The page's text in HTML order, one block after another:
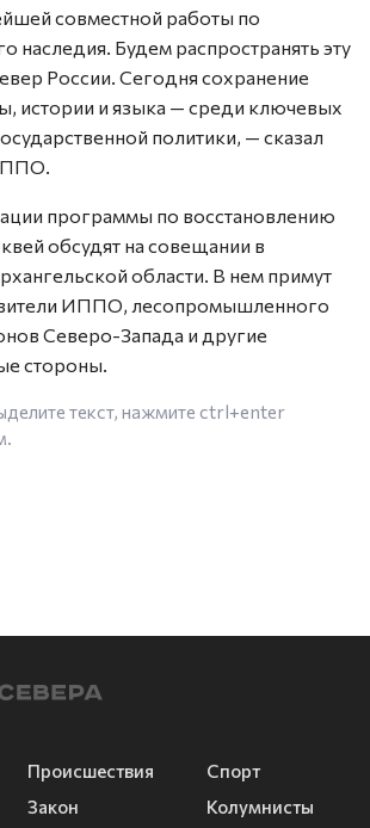
совместной работы по
наследия. Будем распространять эту
России. Сегодня сохранение
истории и языка — среди ключевых
политики, — сказал
программы по восстановлению
обсудят на совещании в
области. В нем примут
ИППО, лесопромышленного
Северо-Запада и другие
стороны.
текст, нажмите ctrl+enter
Происшествия
Закон
Спорт
Колумнисты